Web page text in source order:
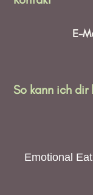
E-
So kann ich dir
Emotional